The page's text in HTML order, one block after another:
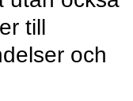
till
och